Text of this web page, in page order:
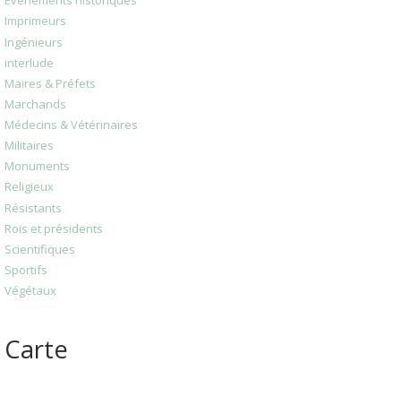
Imprimeurs
Ingénieurs
interlude
Maires & Préfets
Marchands
Médecins & Vétérinaires
Militaires
Monuments
Religieux
Résistants
Rois et présidents
Scientifiques
Sportifs
Végétaux
Carte